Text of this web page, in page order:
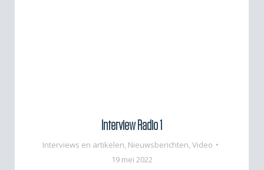
Interview Radio 1
Interviews en artikelen, Nieuwsberichten, Video
19 mei 2022